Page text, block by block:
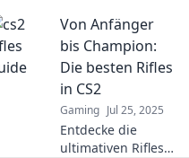
CS2! Finde heraus,
welche Rifle dein
Spiel
revolutionieren
wird und sichere
dir den Sieg!
Von Anfänger
bis Champion:
Die besten Rifles
in CS2
Gaming Jul 25, 2025
Entdecke die
ultimativen Rifles